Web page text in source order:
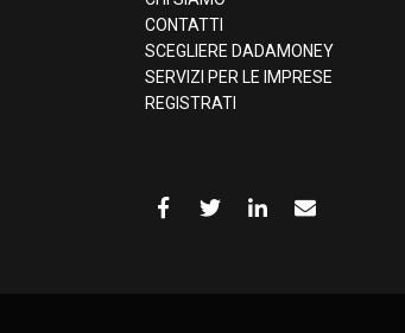
CONTATTI
SCEGLIERE DADAMONEY
SERVIZI PER LE IMPRESE
REGISTRATI